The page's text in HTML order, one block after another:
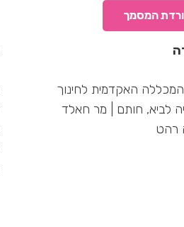
המסמך
האקדמית לחינוך
לביא, חותם | מר חאלד
רהט